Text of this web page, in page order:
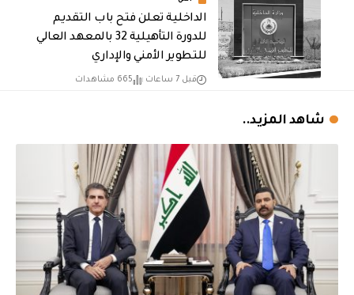
الداخلية تعلن فتح باب التقديم
للدورة التأهيلية 32 بالمعهد العالي
للتطوير الأمني والإداري
قبل 7 ساعات 665 مشاهدات
شاهد المزيد..